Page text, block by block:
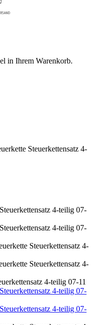
in Ihrem Warenkorb.
Steuerkettensatz 4-
4-teilig 07-11